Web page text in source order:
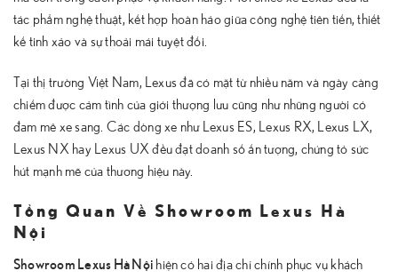
tác phẩm nghệ thuật, kết hợp hoàn hảo giữa công nghệ tiên tiến, thiết
kế tinh xảo và sự thoải mái tuyệt đối.
Tại thị trường Việt Nam, Lexus đã có mặt từ nhiều năm và ngày càng
chiếm được cảm tình của giới thượng lưu cũng như những người có
đam mê xe sang. Các dòng xe như Lexus ES, Lexus RX, Lexus LX,
Lexus NX hay Lexus UX đều đạt doanh số ấn tượng, chứng tỏ sức
hút mạnh mẽ của thương hiệu này.
Tổng Quan Về Showroom Lexus Hà
Nội
Showroom Lexus Hà Nội hiện có hai địa chỉ chính phục vụ khách